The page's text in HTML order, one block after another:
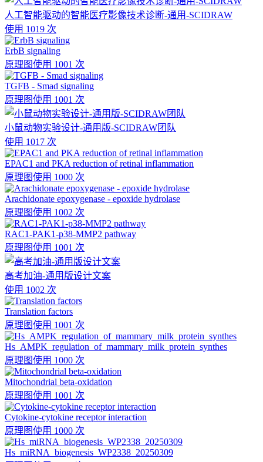
人工智能驱动的智能医疗影像技术诊断-通用-SCIDRAW
使用 1019 次
ErbB signaling
原理图使用 1001 次
TGFB - Smad signaling
原理图使用 1001 次
小鼠动物实验设计-通用版-SCIDRAW团队
使用 1017 次
EPAC1 and PKA reduction of retinal inflammation
原理图使用 1000 次
Arachidonate epoxygenase - epoxide hydrolase
原理图使用 1002 次
RAC1-PAK1-p38-MMP2 pathway
原理图使用 1001 次
高考加油-通用版设计文案
使用 1002 次
Translation factors
原理图使用 1001 次
Hs_AMPK_regulation_of_mammary_milk_protein_synthes
原理图使用 1000 次
Mitochondrial beta-oxidation
原理图使用 1001 次
Cytokine-cytokine receptor interaction
原理图使用 1000 次
Hs_miRNA_biogenesis_WP2338_20250309